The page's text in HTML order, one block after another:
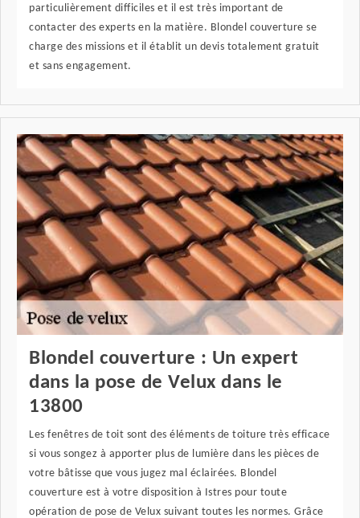
particulièrement difficiles et il est très important de
contacter des experts en la matière. Blondel couverture se
charge des missions et il établit un devis totalement gratuit
et sans engagement.
Blondel couverture : Un expert
dans la pose de Velux dans le
13800
Les fenêtres de toit sont des éléments de toiture très efficace
si vous songez à apporter plus de lumière dans les pièces de
votre bâtisse que vous jugez mal éclairées. Blondel
couverture est à votre disposition à Istres pour toute
opération de pose de Velux suivant toutes les normes. Grâce